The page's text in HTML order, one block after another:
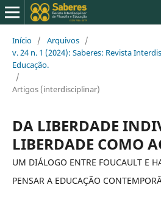
Início / Arquivos /
v. 24 n. 1 (2024): Saberes: Revista
Educação.
/
Artigos (interdisciplinar)
DA LIBERDADE
LIBERDADE COMO
UM DIÁLOGO ENTRE FOUCAULT E
PENSAR A EDUCAÇÃO